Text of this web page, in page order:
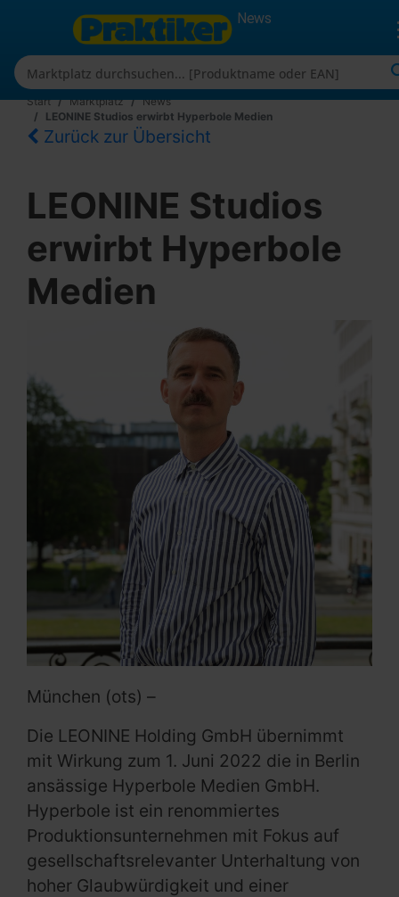
News
Start Marktplatz
News
LEONINE Studios erwirbt Hyperbole Medien
Zurück zur Übersicht
LEONINE Studios
erwirbt Hyperbole
Medien
München (ots) –
Die LEONINE Holding GmbH übernimmt
mit Wirkung zum 1. Juni 2022 die in Berlin
ansässige Hyperbole Medien GmbH.
Hyperbole ist ein renommiertes
Produktionsunternehmen mit Fokus auf
gesellschaftsrelevanter Unterhaltung von
hoher Glaubwürdigkeit und einer